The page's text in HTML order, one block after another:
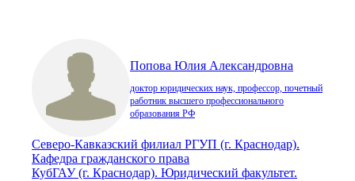
Попова Юлия Александровна
доктор юридических наук, профессор, почетный
работник высшего профессионального
образования РФ
Северо-Кавказский филиал РГУП (г. Краснодар).
Кафедра гражданского права
КубГАУ (г. Краснодар). Юридический факультет.